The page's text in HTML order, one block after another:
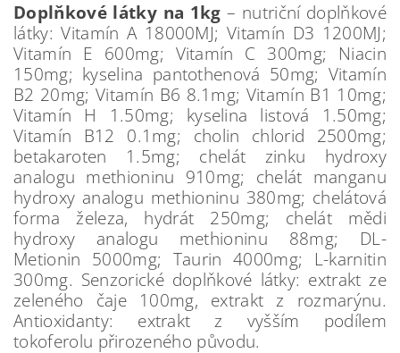
Doplňkové látky na 1kg– nutriční doplňkové
látky: Vitamín A 18000MJ; Vitamín D3 1200MJ;
Vitamín E 600mg; Vitamín C 300mg; Niacin
150mg; kyselina pantothenová 50mg; Vitamín
B2 20mg; Vitamín B6 8.1mg; Vitamín B1 10mg;
Vitamín H 1.50mg; kyselina listová 1.50mg;
Vitamín B12 0.1mg; cholin chlorid 2500mg;
betakaroten 1.5mg; chelát zinku hydroxy
analogu methioninu 910mg; chelát manganu
hydroxy analogu methioninu 380mg; chelátová
forma železa, hydrát 250mg; chelát mědi
hydroxy analogu methioninu 88mg; DL-
Metionin 5000mg; Taurin 4000mg; L-karnitin
300mg. Senzorické doplňkové látky: extrakt ze
zeleného čaje 100mg, extrakt z rozmarýnu.
Antioxidanty: extrakt z vyšším podílem
tokoferolu přirozeného původu.